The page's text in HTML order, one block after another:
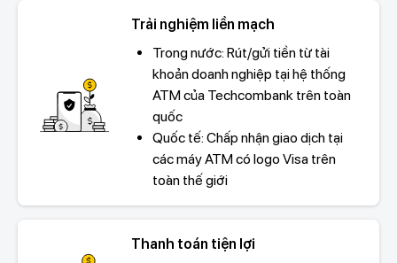
Trải nghiệm liền mạch
Trong nước: Rút/gửi tiền từ tài
khoản doanh nghiệp tại hệ thống
ATM của Techcombank trên toàn
quốc
Quốc tế: Chấp nhận giao dịch tại
các máy ATM có logo Visa trên
toàn thế giới
Thanh toán tiện lợi